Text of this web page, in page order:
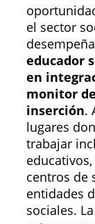
el sector
educador
en
monitor
inserción.
lugares
trabajar
centros de
entidades
sociales.